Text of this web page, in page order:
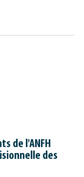
de l'ANFH
des